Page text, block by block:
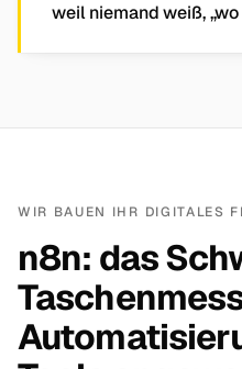
weil niemand weiß,
WIR BAUEN IHR DIGITALES
n8n: das